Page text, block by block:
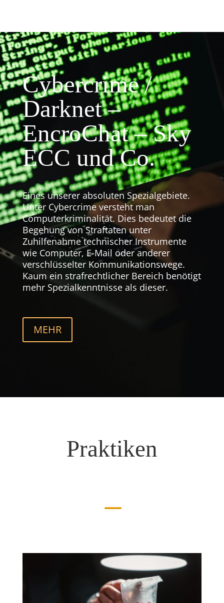
Cybercrime /
Darknet –
EncroChat – Sky
ECC und Co.
Eines unserer absoluten Spezialgebiete.
Unter Cybercrime versteht man
Computerkriminalität. Dies bedeutet die
Begehung von Straftaten unter
Zuhilfenahme technischer Instrumente
wie Computer, E-Mail oder anderer
verschlüsselter Kommunikationswege.
Kaum ein strafrechtlicher Bereich benötigt
mehr Spezialkenntnisse als dieser.
MEHR
Praktiken
K